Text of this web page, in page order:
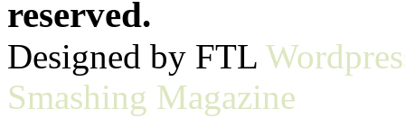
reserved.
Designed by FTL
Smashing Magazine